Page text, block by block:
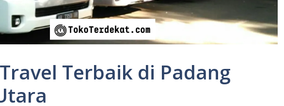
Terbaik di Padang